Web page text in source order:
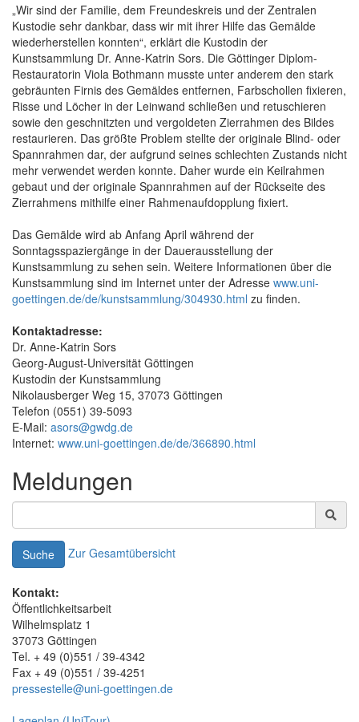
„Wir sind der Familie, dem Freundeskreis und der Zentralen
Kustodie sehr dankbar, dass wir mit ihrer Hilfe das Gemälde
wiederherstellen konnten“, erklärt die Kustodin der
Kunstsammlung Dr. Anne-Katrin Sors. Die Göttinger Diplom-
Restauratorin Viola Bothmann musste unter anderem den stark
gebräunten Firnis des Gemäldes entfernen, Farbschollen fixieren,
Risse und Löcher in der Leinwand schließen und retuschieren
sowie den geschnitzten und vergoldeten Zierrahmen des Bildes
restaurieren. Das größte Problem stellte der originale Blind- oder
Spannrahmen dar, der aufgrund seines schlechten Zustands nicht
mehr verwendet werden konnte. Daher wurde ein Keilrahmen
gebaut und der originale Spannrahmen auf der Rückseite des
Zierrahmens mithilfe einer Rahmenaufdopplung fixiert.
Das Gemälde wird ab Anfang April während der
Sonntagsspaziergänge in der Dauerausstellung der
Kunstsammlung zu sehen sein. Weitere Informationen über die
Kunstsammlung sind im Internet unter der Adresse www.uni-
goettingen.de/de/kunstsammlung/304930.html zu finden.
Kontaktadresse:
Dr. Anne-Katrin Sors
Georg-August-Universität Göttingen
Kustodin der Kunstsammlung
Nikolausberger Weg 15, 37073 Göttingen
Telefon (0551) 39-5093
E-Mail: asors@gwdg.de
Internet: www.uni-goettingen.de/de/366890.html
Meldungen
Suche Zur Gesamtübersicht
Kontakt:
Öffentlichkeitsarbeit
Wilhelmsplatz 1
37073 Göttingen
Tel. + 49 (0)551 / 39-4342
Fax + 49 (0)551 / 39-4251
pressestelle@uni-goettingen.de